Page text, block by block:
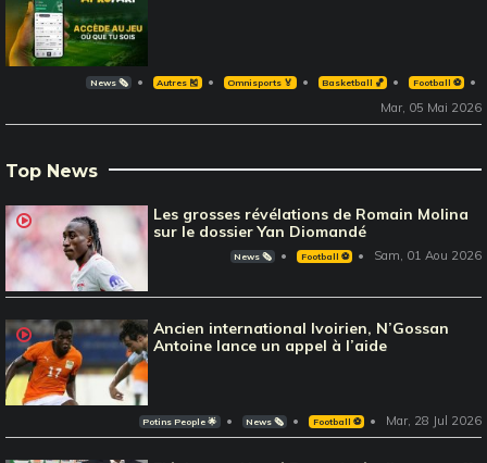
News 🗞️ Autres 🎽 Omnisports 🏅 Basketball 🏀 Football ⚽️
Mar, 05 Mai 2026
Top News
Les grosses révélations de Romain Molina
sur le dossier Yan Diomandé
News 🗞️ Football ⚽️ Sam, 01 Aou 2026
Ancien international Ivoirien, N’Gossan
Antoine lance un appel à l’aide
Potins People 🌟 News 🗞️ Football ⚽️ Mar, 28 Jul 2026